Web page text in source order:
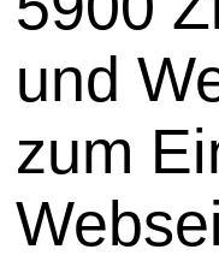
und
zum